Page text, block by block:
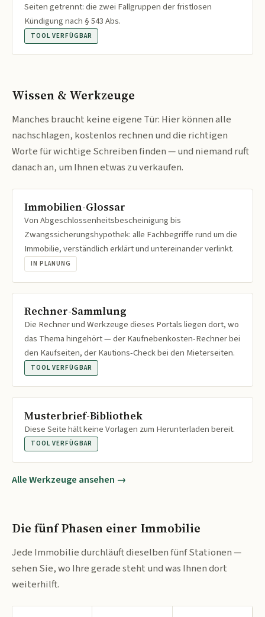
Seiten getrennt: die zwei Fallgruppen der fristlosen
Kündigung nach § 543 Abs.
TOOL VERFÜGBAR
Wissen & Werkzeuge
Manches braucht keine eigene Tür: Hier können alle
nachschlagen, kostenlos rechnen und die richtigen
Worte für wichtige Schreiben finden — und niemand ruft
danach an, um Ihnen etwas zu verkaufen.
Immobilien-Glossar
Von Abgeschlossenheitsbescheinigung bis
Zwangssicherungshypothek: alle Fachbegriffe rund um die
Immobilie, verständlich erklärt und untereinander verlinkt.
IN PLANUNG
Rechner-Sammlung
Die Rechner und Werkzeuge dieses Portals liegen dort, wo
das Thema hingehört — der Kaufnebenkosten-Rechner bei
den Kaufseiten, der Kautions-Check bei den Mieterseiten.
TOOL VERFÜGBAR
Musterbrief-Bibliothek
Diese Seite hält keine Vorlagen zum Herunterladen bereit.
TOOL VERFÜGBAR
Alle Werkzeuge ansehen →
Die fünf Phasen einer Immobilie
Jede Immobilie durchläuft dieselben fünf Stationen —
sehen Sie, wo Ihre gerade steht und was Ihnen dort
weiterhilft.